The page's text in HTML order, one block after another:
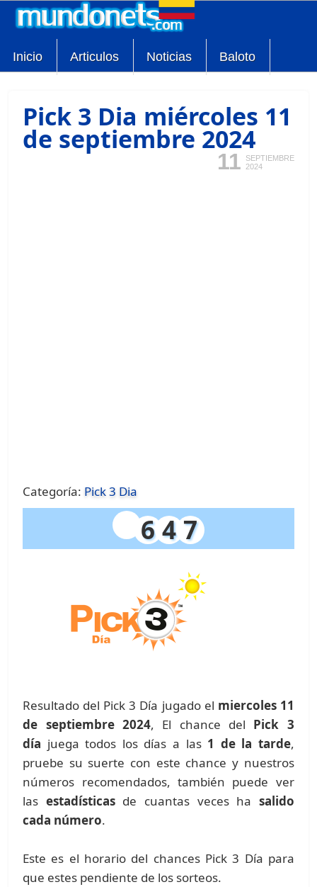
Inicio Articulos Noticias Baloto
Pick 3 Dia miércoles 11
de septiembre 2024
11
SEPTIEMBRE
2024
Categoría: Pick 3 Dia
6 4 7
Resultado del Pick 3 Día jugado el miercoles 11
de septiembre 2024, El chance del Pick 3
día juega todos los días a las 1 de la tarde,
pruebe su suerte con este chance y nuestros
números recomendados, también puede ver
las estadísticasde cuantas veces ha salido
cada número.
Este es el horario del chances Pick 3 Día para
que estes pendiente de los sorteos.